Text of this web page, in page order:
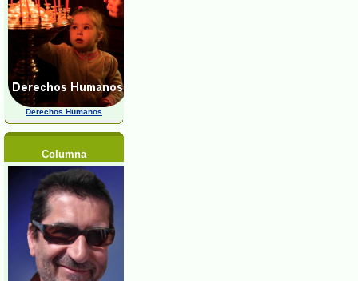
Derechos Humanos
Columna